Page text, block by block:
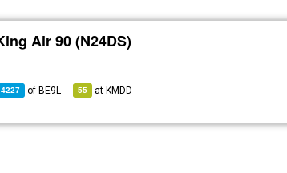
Air 90 (N24DS)
4227 of BE9L 55 at KMDD